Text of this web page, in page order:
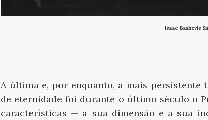
Isaac Bashevis
A última e, por enquanto, a mais
de eternidade foi durante o último século o
características — a sua dimensão e a sua